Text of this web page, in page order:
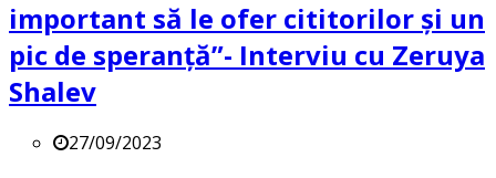
important să le ofer cititorilor și un
pic de speranță”- Interviu cu Zeruya
Shalev
27/09/2023